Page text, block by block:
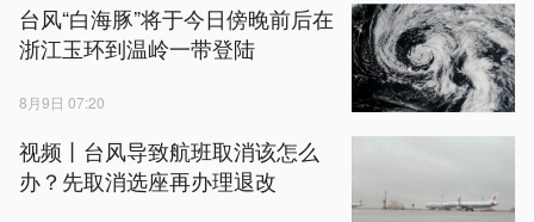
台风“白海豚”将于今日傍晚前后在
浙江玉环到温岭一带登陆
8月9日 07:20
视频丨台风导致航班取消该怎么
办？先取消选座再办理退改